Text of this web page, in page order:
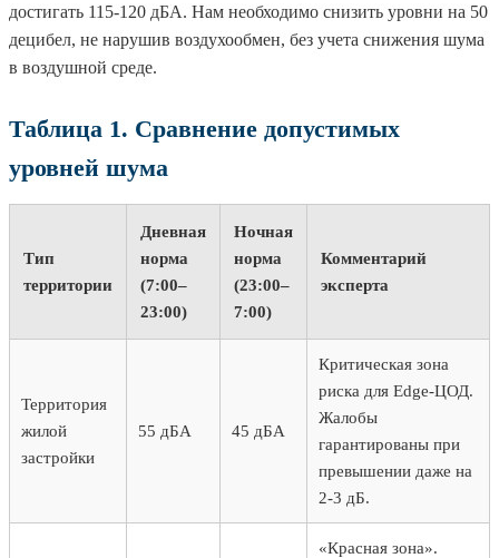
достигать 115-120 дБА. Нам необходимо снизить уровни на 50
децибел, не нарушив воздухообмен, без учета снижения шума
в воздушной среде.
Таблица 1. Сравнение допустимых
уровней шума
Тип
территории
Дневная
норма
(7:00–
23:00)
Ночная
норма
(23:00–
7:00)
Комментарий
эксперта
Территория
жилой
застройки
55 дБА 45 дБА
Критическая зона
риска для Edge-ЦОД.
Жалобы
гарантированы при
превышении даже на
2-3 дБ.
«Красная зона».